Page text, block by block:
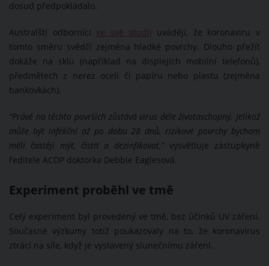
dosud předpokládalo.
Australští odbornícive své studii
uvádějí, že koronaviru v
tomto směru svědčí zejména hladké povrchy. Dlouho přežít
dokáže na sklu (například na displejích mobilní telefonů),
předmětech z nerez oceli či papíru nebo plastu (zejména
bankovkách).
“Právě na těchto površích zůstává virus déle životaschopný. Jelikož
může být infekční až po dobu 28 dnů, rizikové povrchy bychom
měli častěji mýt, čistit a dezinfikovat,”vysvětluje zástupkyně
ředitele ACDP doktorka Debbie Eaglesová.
Experiment proběhl ve tmě
Celý experiment byl provedený ve tmě, bez účinků UV záření.
Současné výzkumy totiž poukazovaly na to, že koronavirus
ztrácí na síle, když je vystavený slunečnímu záření.